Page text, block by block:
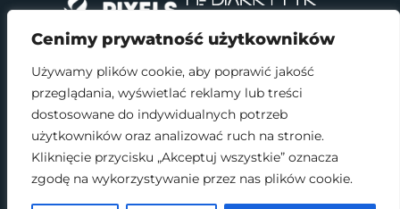
Cenimy prywatność użytkowników
Używamy plików cookie, aby poprawić jakość
przeglądania, wyświetlać reklamy lub treści
dostosowane do indywidualnych potrzeb
użytkowników oraz analizować ruch na stronie.
Kliknięcie przycisku „Akceptuj wszystkie” oznacza
zgodę na wykorzystywanie przez nas plików cookie.
SOCIAL MEDIA